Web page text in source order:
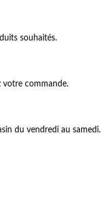
souhaités.
votre commande.
du vendredi au samedi.